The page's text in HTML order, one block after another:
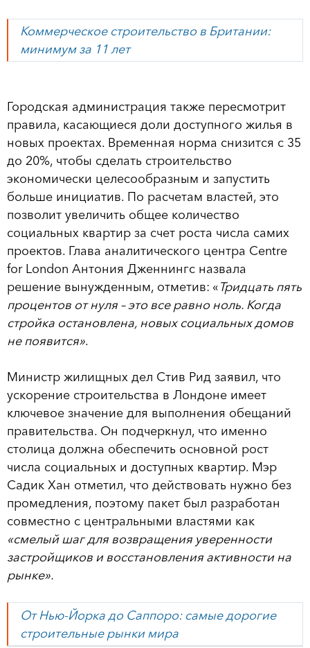
Коммерческое строительство в Британии:
минимум за 11 лет
Городская администрация также пересмотрит
правила, касающиеся доли доступного жилья в
новых проектах. Временная норма снизится с 35
до 20%, чтобы сделать строительство
экономически целесообразным и запустить
больше инициатив. По расчетам властей, это
позволит увеличить общее количество
социальных квартир за счет роста числа самих
проектов. Глава аналитического центра Centre
for London Антония Дженнингс назвала
решение вынужденным, отметив: «Тридцать пять
процентов от нуля – это все равно ноль. Когда
стройка остановлена, новых социальных домов
не появится».
Министр жилищных дел Стив Рид заявил, что
ускорение строительства в Лондоне имеет
ключевое значение для выполнения обещаний
правительства. Он подчеркнул, что именно
столица должна обеспечить основной рост
числа социальных и доступных квартир. Мэр
Садик Хан отметил, что действовать нужно без
промедления, поэтому пакет был разработан
совместно с центральными властями как
«смелый шаг для возвращения уверенности
застройщиков и восстановления активности на
рынке».
От Нью-Йорка до Саппоро: самые дорогие
строительные рынки мира